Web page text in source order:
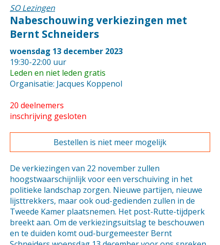
SO Lezingen
Nabeschouwing verkiezingen met
Bernt Schneiders
woensdag 13 december 2023
19:30-22:00 uur
Leden en niet leden gratis
Organisatie: Jacques Koppenol
20 deelnemers
inschrijving gesloten
Bestellen is niet meer mogelijk
De verkiezingen van 22 november zullen
hoogstwaarschijnlijk voor een verschuiving in het
politieke landschap zorgen. Nieuwe partijen, nieuwe
lijsttrekkers, maar ook oud-gedienden zullen in de
Tweede Kamer plaatsnemen. Het post-Rutte-tijdperk
breekt aan. Om de verkiezingsuitslag te beschouwen
en te duiden komt oud-burgemeester Bernt